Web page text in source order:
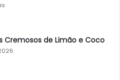
Cremosos de Limão e Coco